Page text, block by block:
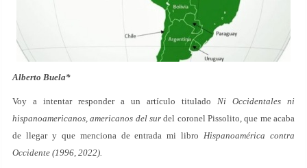
Alberto Buela*
Voy a intentar responder a un artículo titulado Ni Occidentales ni
hispanoamericanos, americanos del surdel coronel Pissolito, que me acaba
de llegar y que menciona de entrada mi libroHispanoamérica contra
Occidente (1996, 2022).